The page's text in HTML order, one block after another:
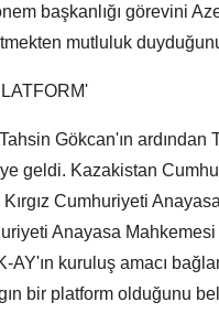
başkanlığı görevini
mutluluk
Gökcan'ın
geldi. Kazakistan
Cumhuriyeti
Anayasa Mahkemesi
AY'ın kuruluş amacı
bir platform olduğunu